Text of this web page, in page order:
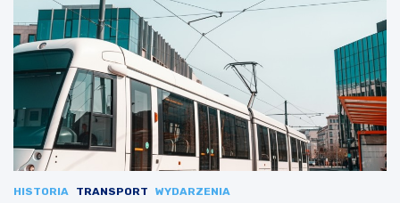
HISTORIA TRANSPORT WYDARZENIA